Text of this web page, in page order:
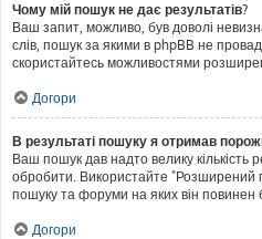
Чому мій пошук не дає результатів?
Ваш запит, можливо, був доволі
слів, пошук за якими в phpBB не
скористайтесь можливостями
Догори
В результаті пошуку я отримав
Ваш пошук дав надто велику кількість
обробити. Використайте "Розширений
пошуку та форуми на яких він повинен
Догори